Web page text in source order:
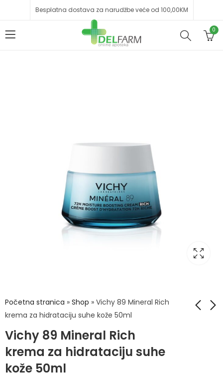
Besplatna dostava za narudžbe veće od 100,00KM
0
Početna stranica » Shop » Vichy 89 Mineral Rich
krema za hidrataciju suhe kože 50ml
Vichy 89 Mineral Rich
krema za hidrataciju suhe
kože 50ml
Toleriane Rosalic AR
dnevna hidratantna
krema za hidrataciju
svih tipova kože